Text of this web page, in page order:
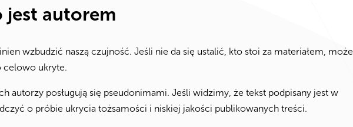
jest autorem
wzbudzić naszą czujność. Jeśli nie da się ustalić, kto stoi za materiałem, może
celowo ukryte.
autorzy posługują się pseudonimami. Jeśli widzimy, że tekst podpisany jest w
o próbie ukrycia tożsamości i niskiej jakości publikowanych treści.